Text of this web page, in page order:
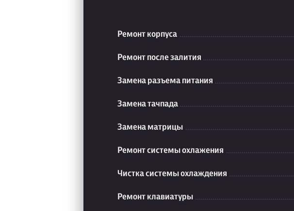
Ремонт корпуса
Ремонт после залития
Замена разъема питания
Замена тачпада
Замена матрицы
Ремонт системы охлажения
Чистка системы охлаждения
Ремонт клавиатуры